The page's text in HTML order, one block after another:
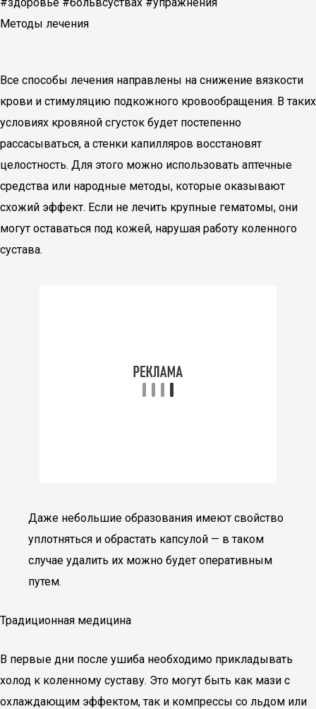
Методы лечения
Все способы лечения направлены на снижение вязкости
крови и стимуляцию подкожного кровообращения. В таких
условиях кровяной сгусток будет постепенно
рассасываться, а стенки капилляров восстановят
целостность. Для этого можно использовать аптечные
средства или народные методы, которые оказывают
схожий эффект. Если не лечить крупные гематомы, они
могут оставаться под кожей, нарушая работу коленного
сустава.
Даже небольшие образования имеют свойство
уплотняться и обрастать капсулой — в таком
случае удалить их можно будет оперативным
путем.
Традиционная медицина
В первые дни после ушиба необходимо прикладывать
холод к коленному суставу. Это могут быть как мази с
охлаждающим эффектом, так и компрессы со льдом или